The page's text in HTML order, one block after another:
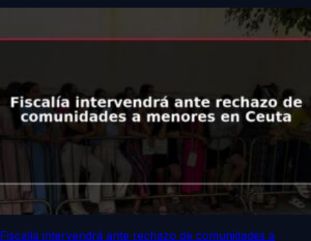
Fiscalía intervendrá ante rechazo de comunidades a